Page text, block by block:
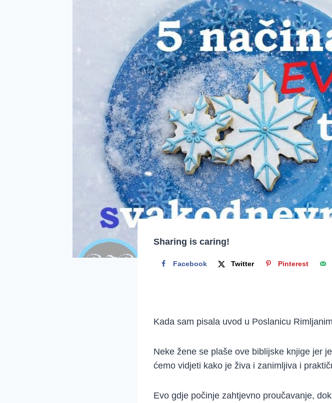
Sharing is caring!
Facebook Twitter Pinterest
Kada sam pisala uvod u Poslanicu
Neke žene se plaše ove biblijske knjige jer
ćemo vidjeti kako je živa i zanimljiva i
Evo gdje počinje zahtjevno proučavanje,